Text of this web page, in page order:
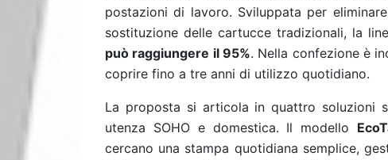
postazioni di lavoro. Sviluppata per
sostituzione delle cartucce tradizionali, la
può raggiungere il 95%. Nella confezione è
coprire fino a tre anni di utilizzo quotidiano.
La proposta si articola in quattro soluzioni
utenza SOHO e domestica. Il modello
cercano una stampa quotidiana semplice,